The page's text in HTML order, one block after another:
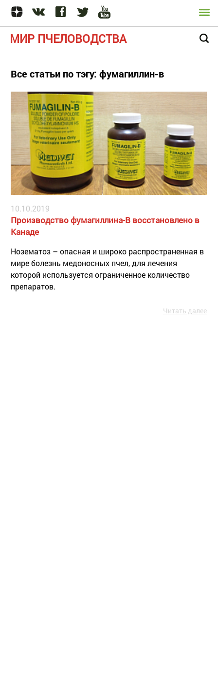
МИР ПЧЕЛОВОДСТВА
Все статьи по тэгу: фумагиллин-в
10.10.2019
Производство фумагиллина-В восстановлено в
Канаде
Нозематоз – опасная и широко распространенная в
мире болезнь медоносных пчел, для лечения
которой используется ограниченное количество
препаратов.
Читать далее